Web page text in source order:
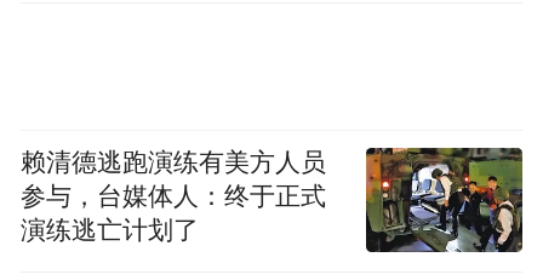
赖清德逃跑演练有美方人员
参与，台媒体人：终于正式
演练逃亡计划了